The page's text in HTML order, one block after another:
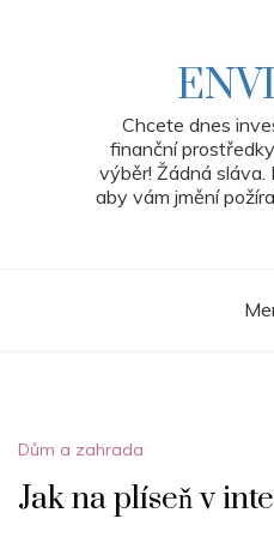
Chcete dnes
finanční
výběr! Žádná sláva.
aby vám jmění
Dům a zahrada
Jak na plíseň v